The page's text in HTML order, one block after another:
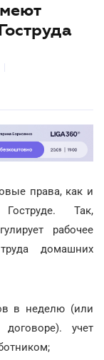
права, как и
Так,
рабочее
домашних
в неделю (или
учет